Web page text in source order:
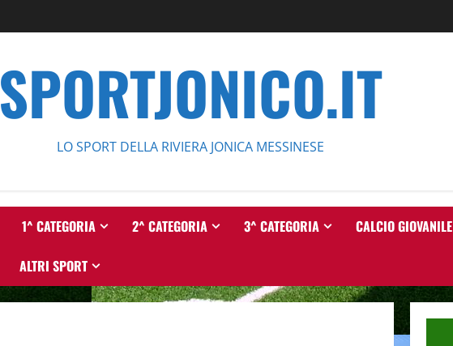
SPORTJONICO.IT
LO SPORT DELLA RIVIERA JONICA MESSINESE
1^ CATEGORIA 2^ CATEGORIA 3^ CATEGORIA CALCIO GIOVANILE
ALTRI SPORT